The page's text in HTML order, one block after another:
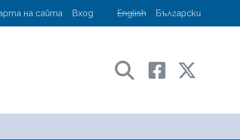
menu
на сайта Вход English Български